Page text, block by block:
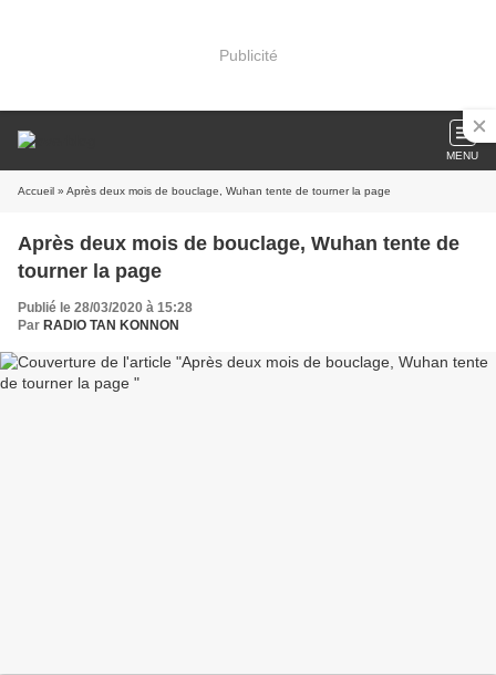
Publicité
MENU
Accueil » Après deux mois de bouclage, Wuhan tente de tourner la page
Après deux mois de bouclage, Wuhan tente de
tourner la page
Publié le 28/03/2020 à 15:28
Par RADIO TAN KONNON